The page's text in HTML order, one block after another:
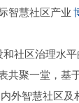
智慧社区产业
社区治理水平
共聚一堂，基
外智慧社区及